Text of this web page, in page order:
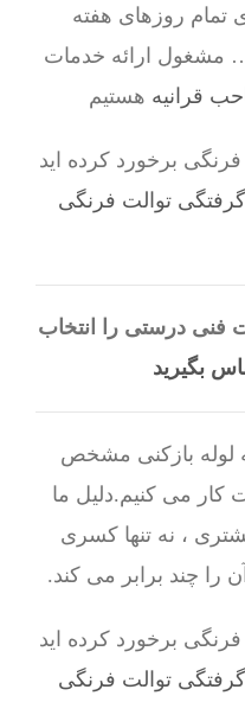
تمام روزهای هفته
… مشغول ارائه خدمات
قرانیه هستیم
برخورد کرده اید
توالت فرنگی
فنی درستی را انتخاب
بگیرید
لوله بازکنی مشخص
کار می کنیم.دلیل ما
، نه تنها کسری
را چند برابر می کند.
برخورد کرده اید
توالت فرنگی